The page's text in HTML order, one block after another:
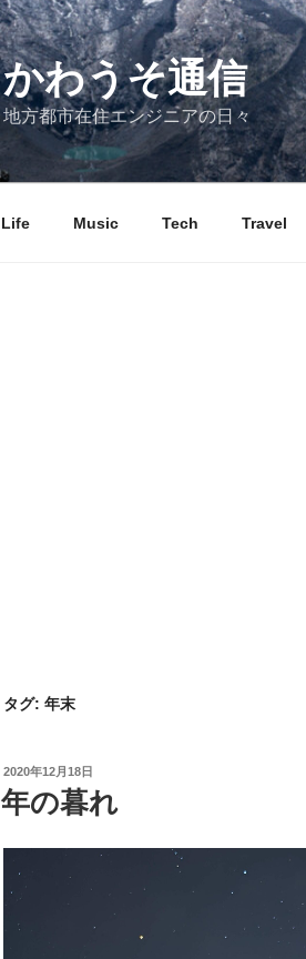
かわうそ通信
地方都市在住エンジニアの日々
Life Music Tech Travel
タグ: 年末
投
稿
日:
2020年12月18日
年の暮れ